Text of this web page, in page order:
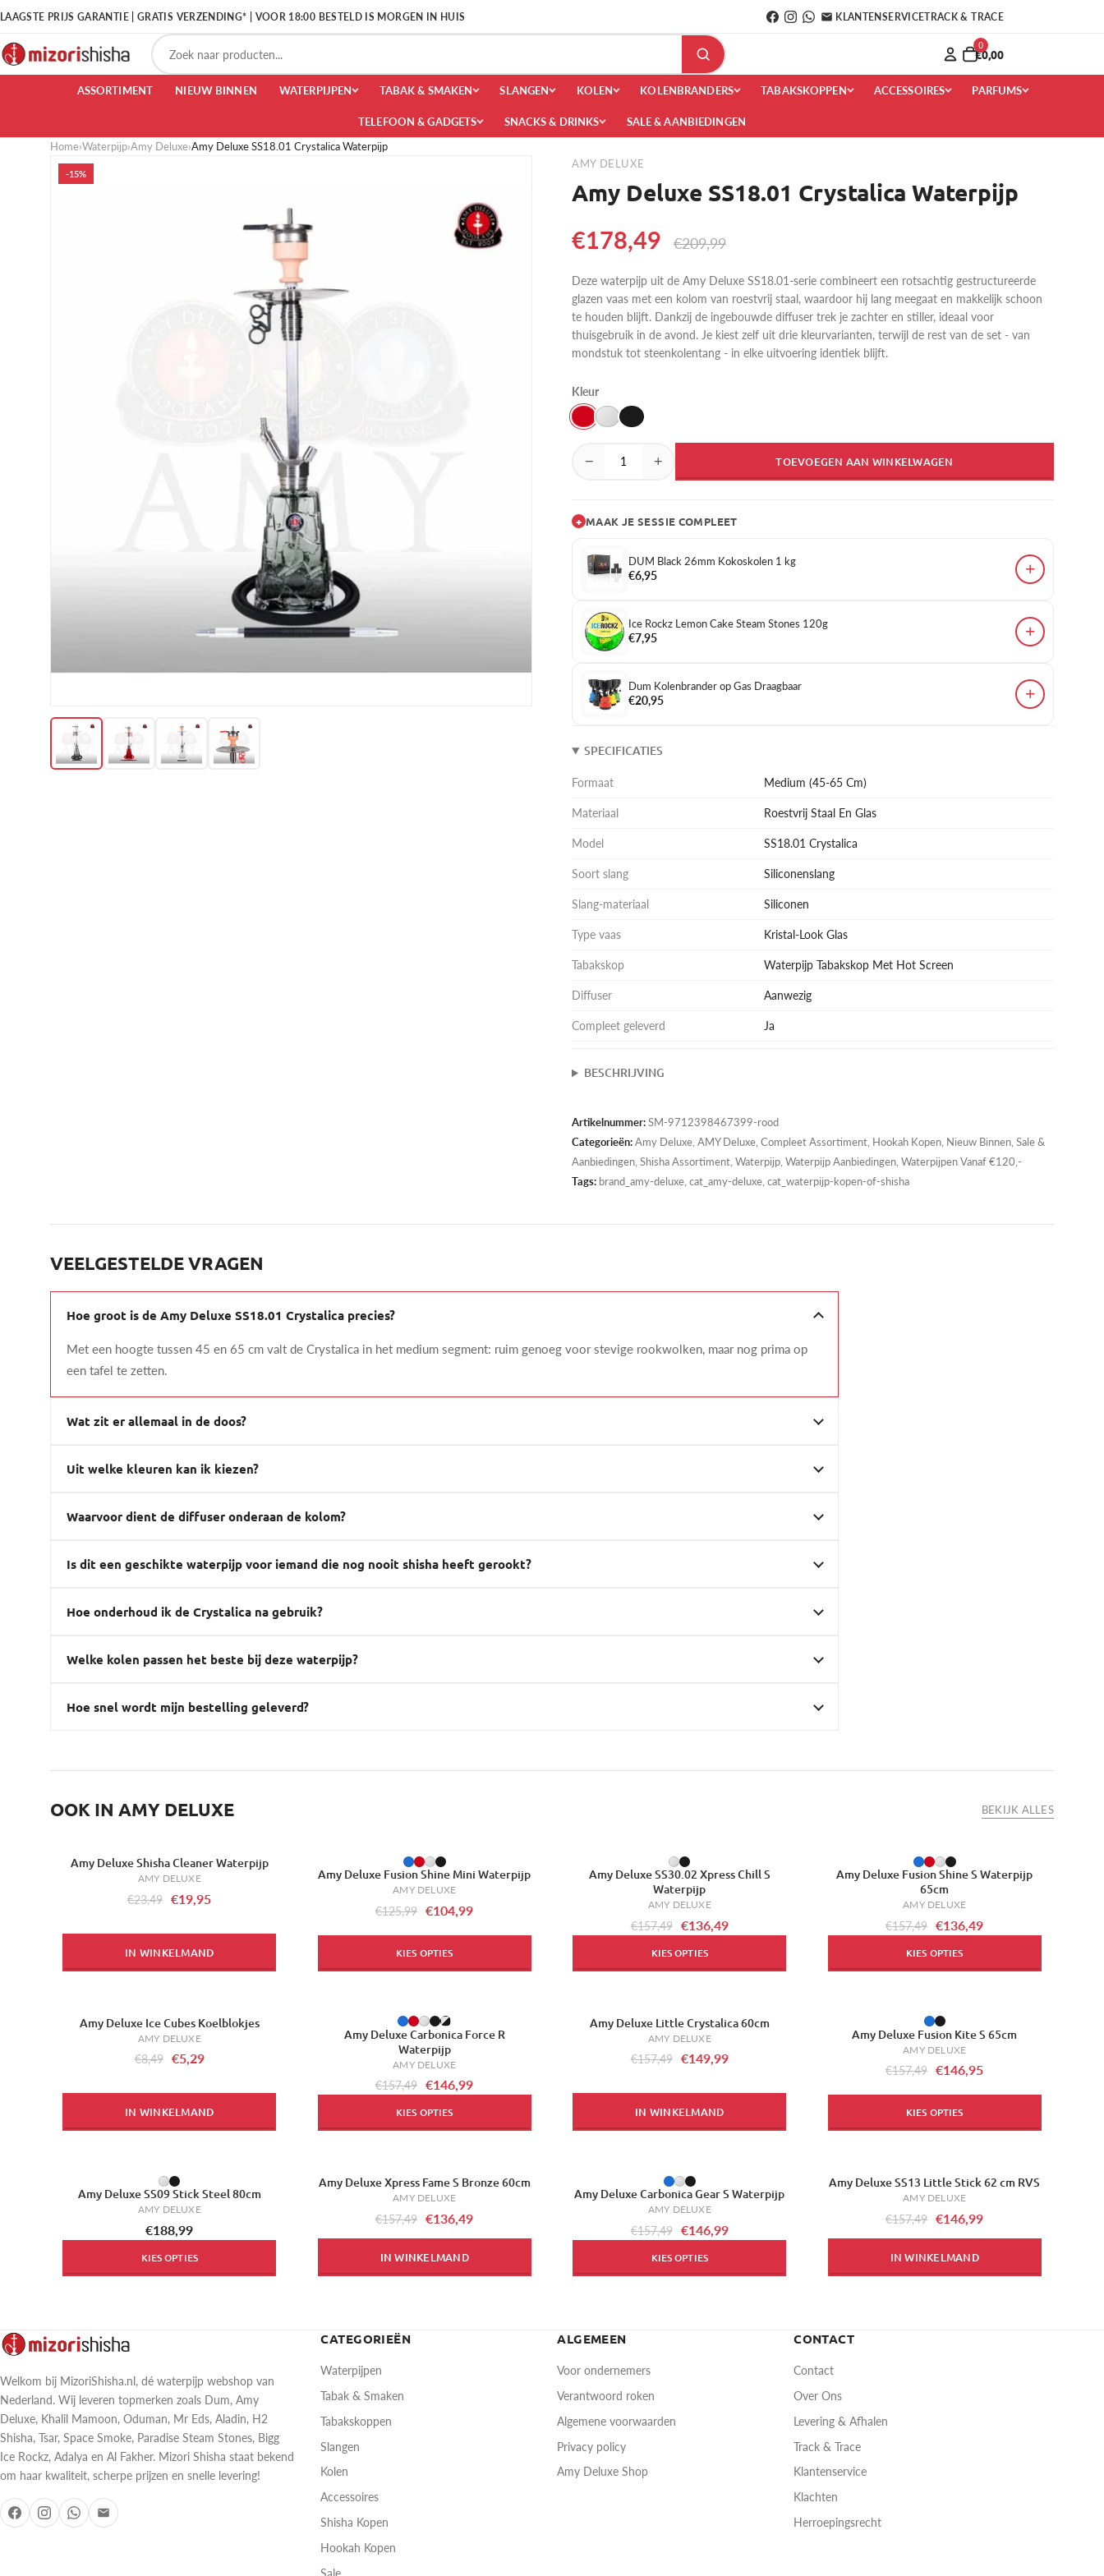
LAAGSTE PRIJS GARANTIE | GRATIS VERZENDING* | VOOR 18:00 BESTELD IS MORGEN IN HUIS KLANTENSERVICETRACK & TRACE
0
€0,00
ASSORTIMENT NIEUW BINNEN WATERPIJPEN TABAK & SMAKEN SLANGEN KOLEN KOLENBRANDERS TABAKSKOPPEN ACCESSOIRES PARFUMS
TELEFOON & GADGETS SNACKS & DRINKS SALE & AANBIEDINGEN
Home›Waterpijp›Amy Deluxe›Amy Deluxe SS18.01 Crystalica Waterpijp
-15%
AMY DELUXE
Amy Deluxe SS18.01 Crystalica Waterpijp
€178,49 €209,99
Deze waterpijp uit de Amy Deluxe SS18.01-serie combineert een rotsachtig gestructureerde
glazen vaas met een kolom van roestvrij staal, waardoor hij lang meegaat en makkelijk schoon
te houden blijft. Dankzij de ingebouwde diffuser trek je zachter en stiller, ideaal voor
thuisgebruik in de avond. Je kiest zelf uit drie kleurvarianten, terwijl de rest van de set - van
mondstuk tot steenkolentang - in elke uitvoering identiek blijft.
Kleur
− + TOEVOEGEN AAN WINKELWAGEN
+ MAAK JE SESSIE COMPLEET
DUM Black 26mm Kokoskolen 1 kg
€6,95
+
Ice Rockz Lemon Cake Steam Stones 120g
€7,95
+
Dum Kolenbrander op Gas Draagbaar
€20,95
+
SPECIFICATIES
Formaat Medium (45-65 Cm)
Materiaal Roestvrij Staal En Glas
Model SS18.01 Crystalica
Soort slang Siliconenslang
Slang-materiaal Siliconen
Type vaas Kristal-Look Glas
Tabakskop Waterpijp Tabakskop Met Hot Screen
Diffuser Aanwezig
Compleet geleverd Ja
BESCHRIJVING
Artikelnummer:SM-9712398467399-rood
Categorieën:Amy Deluxe AMY Deluxe Compleet Assortiment Hookah Kopen Nieuw Binnen Sale &
Aanbiedingen Shisha Assortiment Waterpijp Waterpijp Aanbiedingen Waterpijpen Vanaf €120,-
Tags: brand_amy-deluxe, cat_amy-deluxe, cat_waterpijp-kopen-of-shisha
VEELGESTELDE VRAGEN
Hoe groot is de Amy Deluxe SS18.01 Crystalica precies?
Met een hoogte tussen 45 en 65 cm valt de Crystalica in het medium segment: ruim genoeg voor stevige rookwolken, maar nog prima op
een tafel te zetten.
Wat zit er allemaal in de doos?
Uit welke kleuren kan ik kiezen?
Waarvoor dient de diffuser onderaan de kolom?
Is dit een geschikte waterpijp voor iemand die nog nooit shisha heeft gerookt?
Hoe onderhoud ik de Crystalica na gebruik?
Welke kolen passen het beste bij deze waterpijp?
Hoe snel wordt mijn bestelling geleverd?
OOK IN AMY DELUXE BEKIJK ALLES
-15%
Amy Deluxe Shisha Cleaner Waterpijp
AMY DELUXE
€23,49 €19,95
IN WINKELMAND
Amy Deluxe Fusion Shine Mini Waterpijp
AMY DELUXE
€125,99 €104,99
KIES OPTIES
Amy Deluxe SS30.02 Xpress Chill S
Waterpijp
AMY DELUXE
€157,49 €136,49
KIES OPTIES
Amy Deluxe Fusion Shine S Waterpijp
65cm
AMY DELUXE
€157,49 €136,49
KIES OPTIES
-38%Amy Deluxe Ice Cubes Koelblokjes
AMY DELUXE
€8,49 €5,29
IN WINKELMAND
Amy Deluxe Carbonica Force R
Waterpijp
AMY DELUXE
€157,49 €146,99
KIES OPTIES
-5%Amy Deluxe Little Crystalica 60cm
AMY DELUXE
€157,49 €149,99
IN WINKELMAND
Amy Deluxe Fusion Kite S 65cm
AMY DELUXE
€157,49 €146,95
KIES OPTIES
Amy Deluxe SS09 Stick Steel 80cm
AMY DELUXE
€188,99
KIES OPTIES
-13%
Amy Deluxe Xpress Fame S Bronze 60cm
AMY DELUXE
€157,49 €136,49
IN WINKELMAND
Amy Deluxe Carbonica Gear S Waterpijp
AMY DELUXE
€157,49 €146,99
KIES OPTIES
-7%
Amy Deluxe SS13 Little Stick 62 cm RVS
AMY DELUXE
€157,49 €146,99
IN WINKELMAND
CATEGORIEËN
Waterpijpen
Tabak & Smaken
Tabakskoppen
Slangen
Kolen
Accessoires
Shisha Kopen
Hookah Kopen
Sale
ALGEMEEN
Voor ondernemers
Verantwoord roken
Algemene voorwaarden
Privacy policy
Amy Deluxe Shop
CONTACT
Contact
Over Ons
Levering & Afhalen
Track & Trace
Klantenservice
Klachten
Herroepingsrecht
Welkom bij MizoriShisha.nl, dé waterpijp webshop van
Nederland. Wij leveren topmerken zoals Dum, Amy
Deluxe, Khalil Mamoon, Oduman, Mr Eds, Aladin, H2
Shisha, Tsar, Space Smoke, Paradise Steam Stones, Bigg
Ice Rockz, Adalya en Al Fakher. Mizori Shisha staat bekend
om haar kwaliteit, scherpe prijzen en snelle levering!